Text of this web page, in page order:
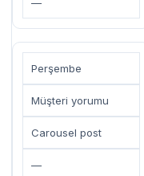
Perşembe
Müşteri yorumu
Carousel post
—